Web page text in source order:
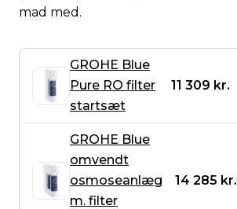
mad med.
GROHE Blue
Pure RO filter
startsæt
11 309 kr.
GROHE Blue
omvendt
osmoseanlæg
m. filter
14 285 kr.